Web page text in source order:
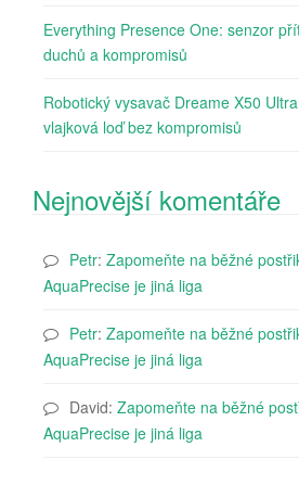
Everything Presence One: senzor
duchů a kompromisů
Robotický vysavač Dreame X50
vlajková loď bez kompromisů
Nejnovější komentáře
Petr: Zapomeňte na běžné
AquaPrecise je jiná liga
Petr: Zapomeňte na běžné
AquaPrecise je jiná liga
David: Zapomeňte na běžné
AquaPrecise je jiná liga